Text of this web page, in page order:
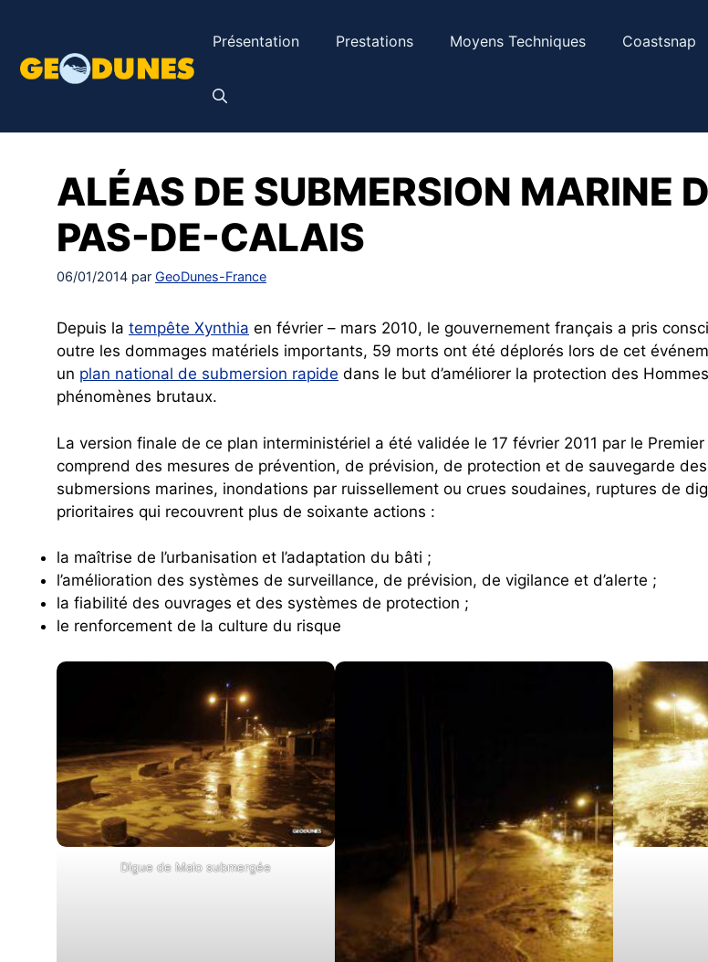
contenu
Présentation Prestations Moyens Techniques Coastsnap
ALÉAS DE SUBMERSION MARINE
PAS-DE-CALAIS
06/01/2014 par GeoDunes-France
Depuis la tempête Xynthia en février – mars 2010, le gouvernement français a pris
outre les dommages matériels importants, 59 morts ont été déplorés lors de cet
un plan national de submersion rapide dans le but d’améliorer la protection des
phénomènes brutaux.
La version finale de ce plan interministériel a été validée le 17 février 2011 par le
comprend des mesures de prévention, de prévision, de protection et de sauvegarde
submersions marines, inondations par ruissellement ou crues soudaines, ruptures de
prioritaires qui recouvrent plus de soixante actions :
la maîtrise de l’urbanisation et l’adaptation du bâti ;
l’amélioration des systèmes de surveillance, de prévision, de vigilance et d’alerte ;
la fiabilité des ouvrages et des systèmes de protection ;
le renforcement de la culture du risque
Digue de Malo submergée